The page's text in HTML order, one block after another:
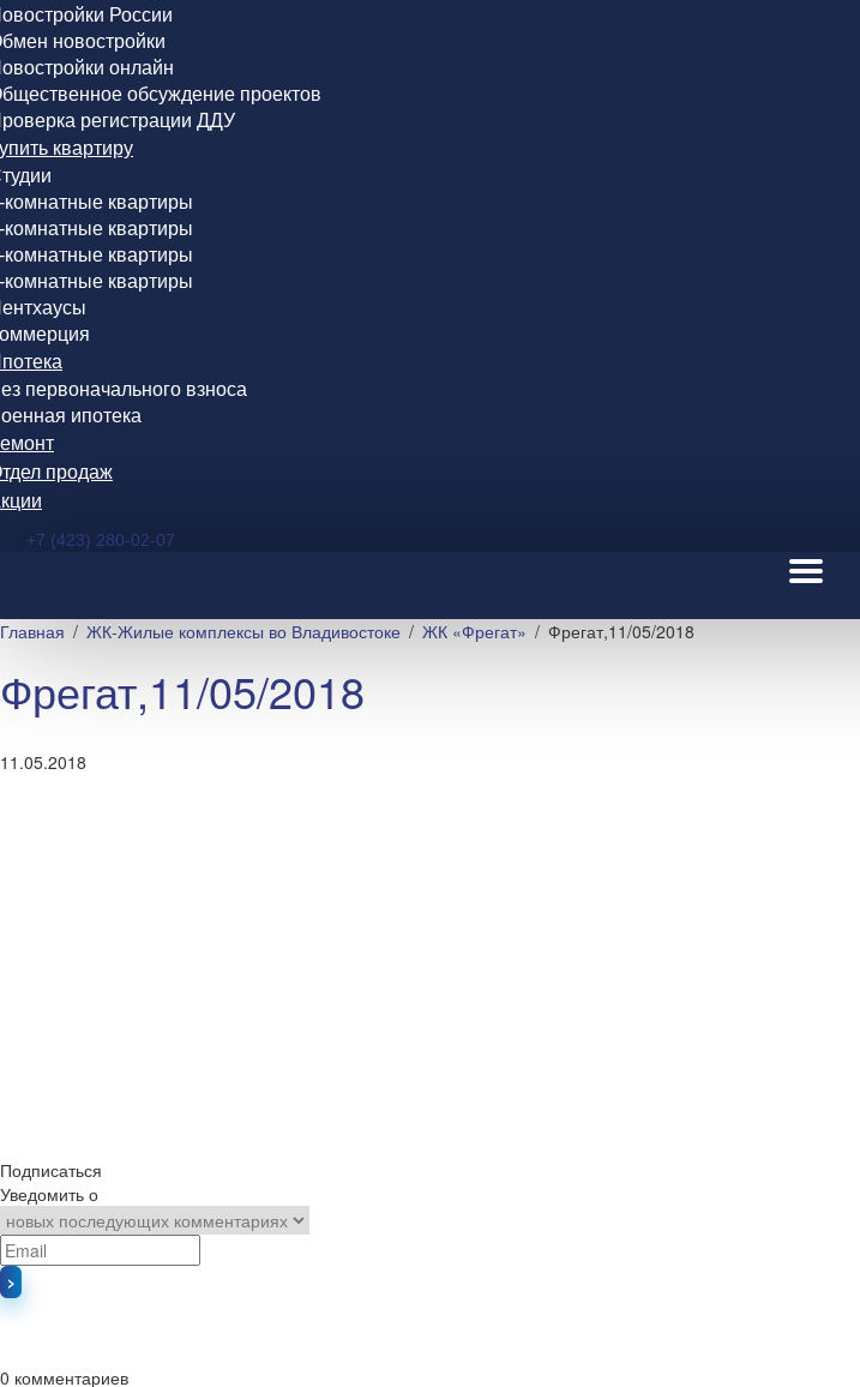
России
новостройки
онлайн
обсуждение проектов
регистрации ДДУ
квартиру
комнатные квартиры
комнатные квартиры
комнатные квартиры
комнатные квартиры
первоначального взноса
ипотека
продаж
+7 (423) 280-02-07
Главная ЖК-Жилые комплексы во Владивостоке ЖК «Фрегат» Фрегат,11/05/2018
Фрегат,11/05/2018
11.05.2018
Подписаться
Уведомить о
0 комментариев